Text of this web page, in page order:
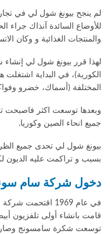
لم ينجح بيونغ شول لي في
للأوضاع السائدة آنذاك
والمنتجات الغذائية و وكان
لهذا قرر بيونغ شول لي إنشاء
الكورية)، في البداية اشتغلت
المختلفة (أسماك، خضرو
وبعدها توسعت اكثر فاصبحت
جميع انحاء الصين وكوريا.
بيونغ شول لي تحدى جميع
بسبب و تراكمت عليه
دخول شركة سام سونج
في عام 1969
قامت بانشاء أولى تلفزيون
توسعت شكرة سامسونج وصارت